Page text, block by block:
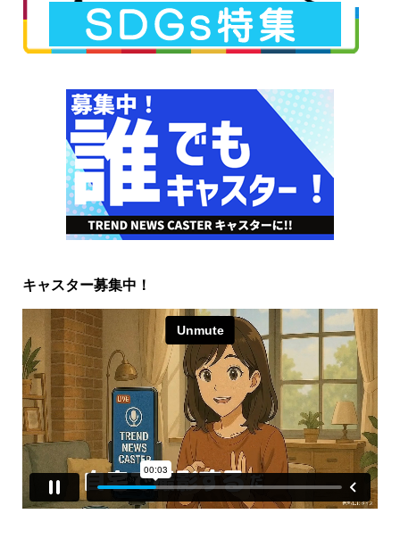
キャスター募集中！